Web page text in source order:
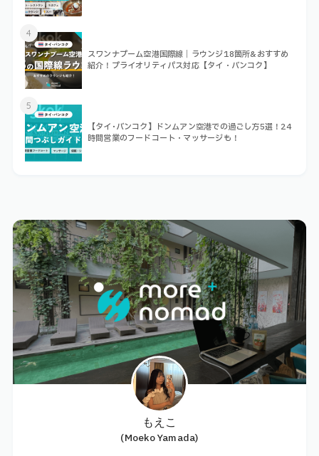
4
スワンナプーム空港国際線｜ラウンジ18箇所&おすすめ
紹介！プライオリティパス対応【タイ・バンコク】
5
【タイ･バンコク】ドンムアン空港での過ごし方5選！24
時間営業のフードコート・マッサージも！
もえこ
(Moeko Yamada)